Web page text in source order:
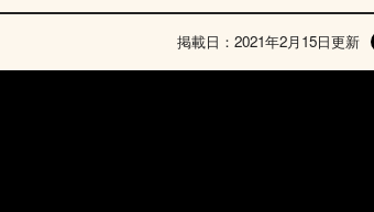
掲載日：2021年2月15日更新